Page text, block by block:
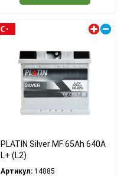
PLATIN Silver MF 65Ah 640A
L+ (L2)
Артикул: 14885